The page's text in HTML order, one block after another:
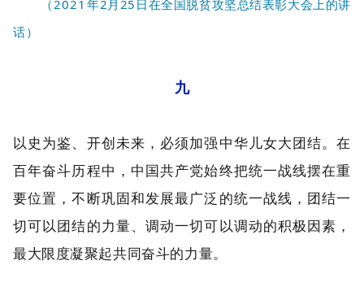
（2021年2月25日在全国脱贫攻坚总结表彰大会上的讲
话）
九
以史为鉴、开创未来，必须加强中华儿女大团结。在
百年奋斗历程中，中国共产党始终把统一战线摆在重
要位置，不断巩固和发展最广泛的统一战线，团结一
切可以团结的力量、调动一切可以调动的积极因素，
最大限度凝聚起共同奋斗的力量。